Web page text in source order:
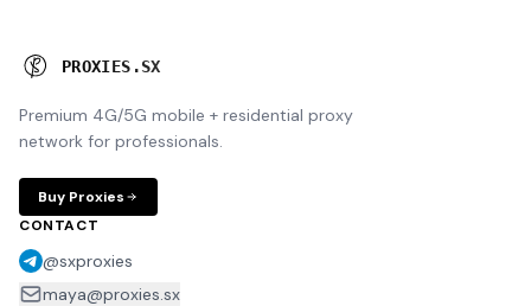
PROXIES .SX
Premium 4G/5G mobile + residential proxy
network for professionals.
Buy Proxies
CONTACT
@sxproxies
maya@proxies.sx